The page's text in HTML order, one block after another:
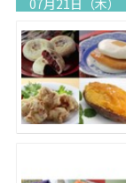
07月21日（木）